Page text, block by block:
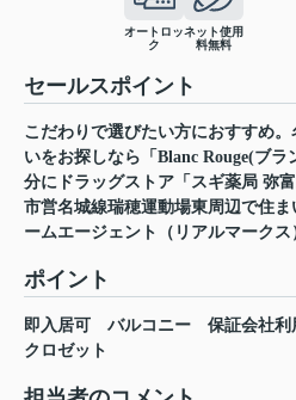
オートロッ
ク
ネット使用
料無料
セールスポイント
こだわりで選びたい方におすすめ
いをお探しなら「Blanc Rouge(ブ
分にドラッグストア「スギ薬局 弥
市営名城線瑞穂運動場東周辺で住
ームエージェント（リアルマークス
ポイント
即入居可 バルコニー 保証会社利
クロゼット